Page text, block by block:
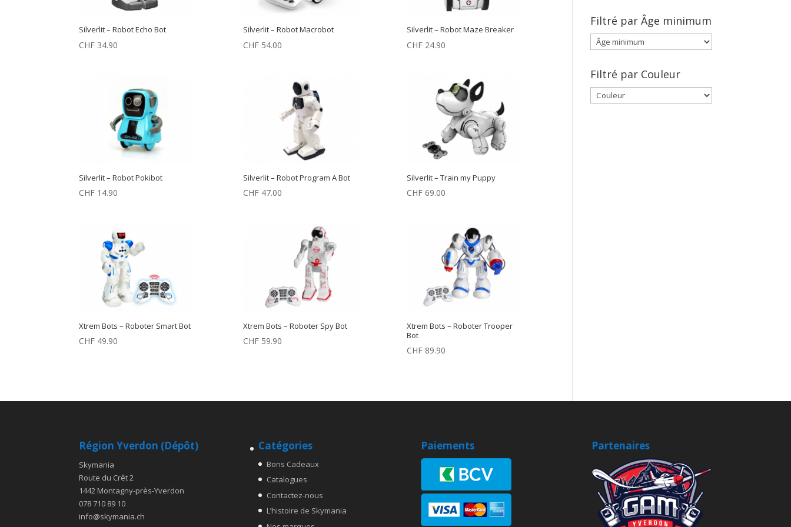
Silverlit – Robot Echo Bot
CHF 34.90
Silverlit – Robot Macrobot
CHF54.00
Silverlit – Robot Maze Breaker
CHF 24.90
Silverlit – Robot Pokibot
CHF 14.90
Silverlit – Robot Program A Bot
CHF47.00
Silverlit – Train my Puppy
CHF 69.00
Xtrem Bots – Roboter Smart Bot
CHF 49.90
Xtrem Bots – Roboter Spy Bot
CHF59.90
Xtrem Bots – Roboter Trooper
Bot
CHF 89.90
Filtré par Âge minimum
Filtré par Couleur
Région Yverdon (Dépôt)
Skymania
Route du Crêt 2
1442 Montagny-près-Yverdon
078 710 89 10
info@skymania.ch
Catégories
Bons Cadeaux
Catalogues
Contactez-nous
L’histoire de Skymania
Paiements Partenaires